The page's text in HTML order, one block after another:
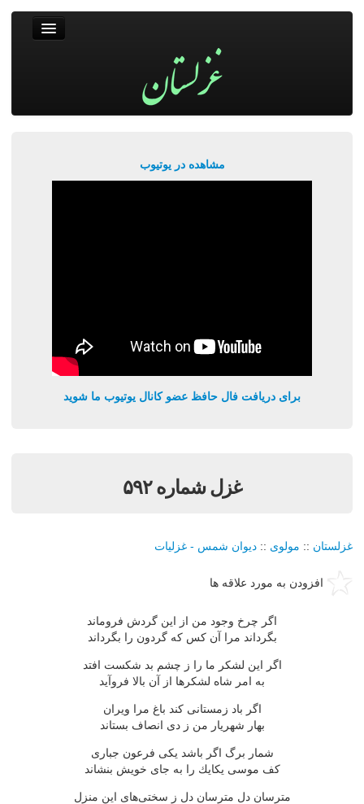
مشاهده در یوتیوب
برای دریافت فال حافظ عضو کانال یوتیوب ما شوید
غزل شماره ۵۹۲
غزلستان :: مولوی :: دیوان شمس - غزلیات
افزودن به مورد علاقه ها
اگر چرخ وجود من از این گردش فروماند
بگرداند مرا آن كس كه گردون را بگرداند
اگر این لشكر ما را ز چشم بد شكست افتد
به امر شاه لشكرها از آن بالا فروآید
اگر باد زمستانی كند باغ مرا ویران
بهار شهریار من ز دی انصاف بستاند
شمار برگ اگر باشد یكی فرعون جباری
كف موسی یكایك را به جای خویش بنشاند
مترسان دل مترسان دل ز سختی‌های این منزل